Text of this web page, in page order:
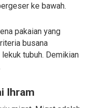
ke bawah.
pakaian yang
busana
tubuh. Demikian
Ihram